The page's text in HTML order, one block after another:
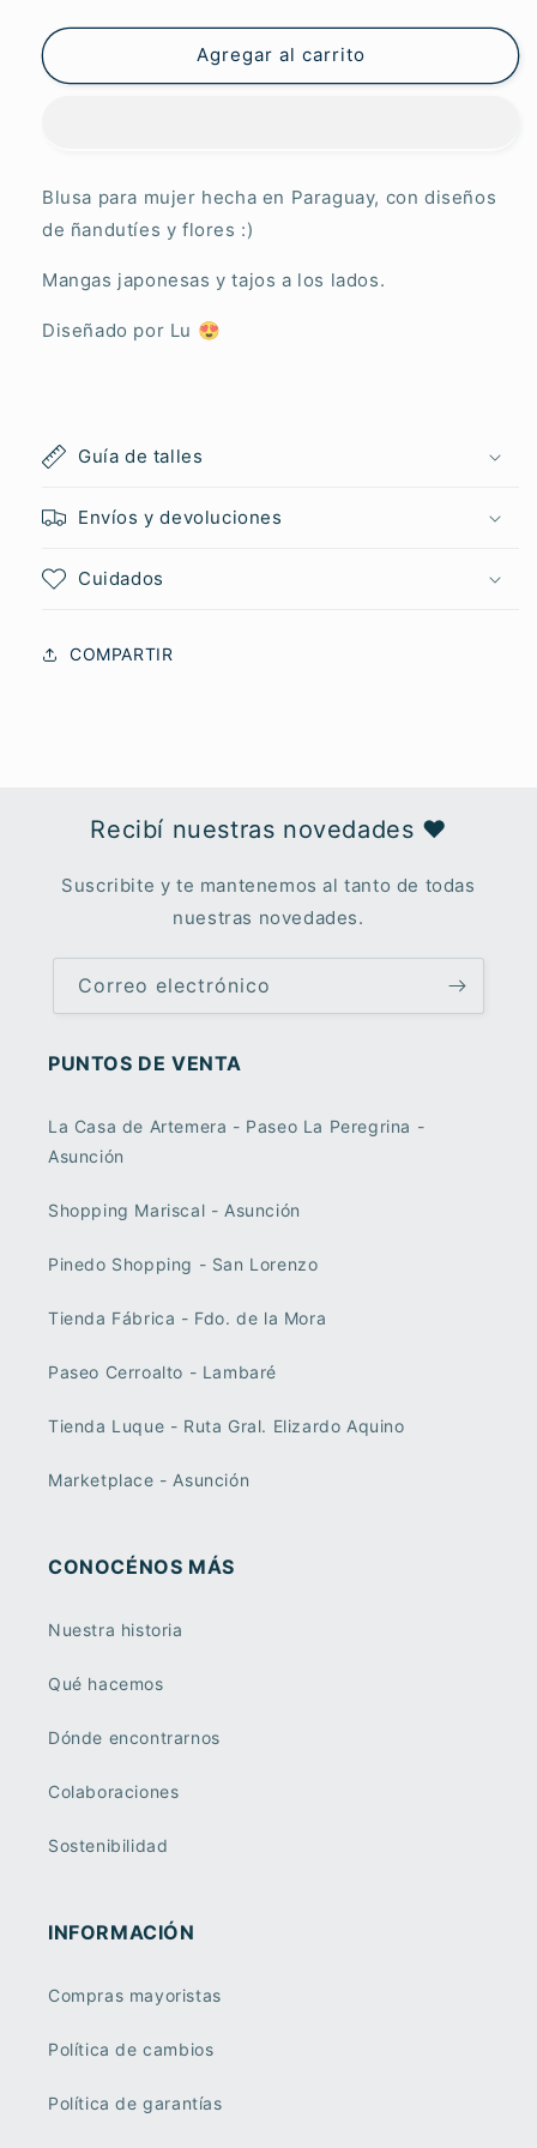
Mburukuja Mburukuja
Rosa
Agregar al carrito
Blusa para mujer hecha en Paraguay, con diseños
de ñandutíes y flores :)
Mangas japonesas y tajos a los lados.
Diseñado por Lu 😍
Guía de talles
Envíos y devoluciones
Cuidados
COMPARTIR
Recibí nuestras novedades ♥︎
Suscribite y te mantenemos al tanto de todas
nuestras novedades.
Correo electrónico
PUNTOS DE VENTA
La Casa de Artemera - Paseo La Peregrina -
Asunción
Shopping Mariscal - Asunción
Pinedo Shopping - San Lorenzo
Tienda Fábrica - Fdo. de la Mora
Paseo Cerroalto - Lambaré
Tienda Luque - Ruta Gral. Elizardo Aquino
Marketplace - Asunción
CONOCÉNOS MÁS
Nuestra historia
Qué hacemos
Dónde encontrarnos
Colaboraciones
Sostenibilidad
INFORMACIÓN
Compras mayoristas
Política de cambios
Política de garantías